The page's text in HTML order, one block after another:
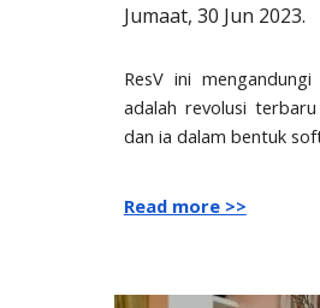
Jumaat, 30 Jun 2023.
ResV ini
adalah revolusi
dan ia dalam bentuk
Read more >>